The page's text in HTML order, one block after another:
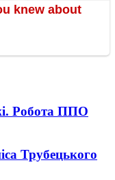
Робота ППО
Трубецького